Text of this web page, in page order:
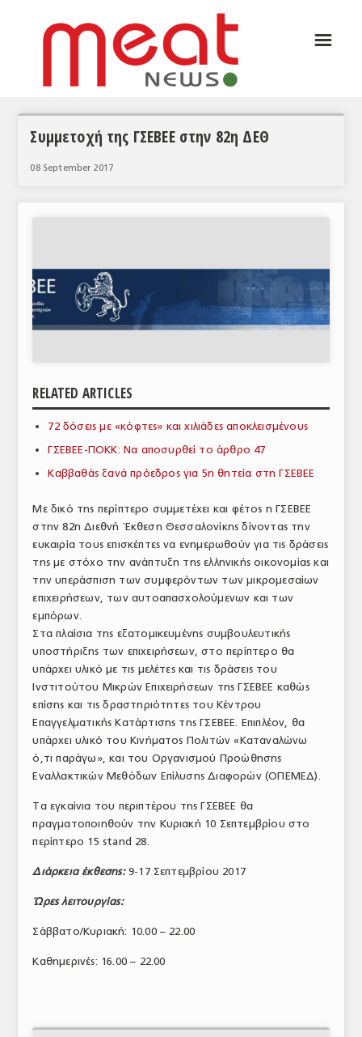
ΕΙΔΗΣΕΙΣ
ΕΥΡΩΠΑΪΚΕΣ ΑΠΟΦΑΣΕΙΣ
ΑΝΑΛΥΣΕΙΣ
ΠΑΡΑΓΩΓΗ & ΕΜΠΟΡΙΑ
ΣΦΑΓΕΙΑ
ΠΡΩΤΕΣ ΥΛΕΣ
ΕΞΟΠΛΙΣΜΟΣ
ΥΠΗΡΕΣΙΕΣ
ΕΜΠΟΡΙΚΟΙ ΑΝΤΙΠΡΟΣΩΠΟΙ
ΝΟΜΟΘΕΣΙΑ
ΕΛΛΗΝΙΚΗ ΝΟΜΟΘΕΣΙΑ
ΕΥΡΩΠΑΪΚΗ ΝΟΜΟΘΕΣΙΑ
ΤΟ ΠΕΡΙΟΔΙΚΟ
Profile
ΑΡΧΕΙΟ ΤΕΥΧΩΝ
ΣΥΝΕΔΡΙΟ ΚΡΕΑΤΟΣ
☰
Συμμετοχή της ΓΣΕΒΕΕ στην 82η ΔΕΘ
08 September 2017
RELATED ARTICLES
72 δόσεις με «κόφτες» και χιλιάδες αποκλεισμένους
ΓΣΕΒΕΕ-ΠΟΚΚ: Να αποσυρθεί το άρθρο 47
Καββαθάς ξανά πρόεδρος για 5η θητεία στη ΓΣΕΒΕΕ
Με δικό της περίπτερο συμμετέχει και φέτος η ΓΣΕΒΕΕ
στην 82η Διεθνή Έκθεση Θεσσαλονίκης δίνοντας την
ευκαιρία τους επισκέπτες να ενημερωθούν για τις δράσεις
της με στόχο την ανάπτυξη της ελληνικής οικονομίας και
την υπεράσπιση των συμφερόντων των μικρομεσαίων
επιχειρήσεων, των αυτοαπασχολούμενων και των
εμπόρων.
Στα πλαίσια της εξατομικευμένης συμβουλευτικής
υποστήριξης των επιχειρήσεων, στο περίπτερο θα
υπάρχει υλικό με τις μελέτες και τις δράσεις του
Ινστιτούτου Μικρών Επιχειρήσεων της ΓΣΕΒΕΕ καθώς
επίσης και τις δραστηριότητες του Κέντρου
Επαγγελματικής Κατάρτισης της ΓΣΕΒΕΕ. Επιπλέον, θα
υπάρχει υλικό του Κινήματος Πολιτών «Καταναλώνω
ό,τι παράγω», και του Οργανισμού Προώθησης
Εναλλακτικών Μεθόδων Επίλυσης Διαφορών (ΟΠΕΜΕΔ).
Τα εγκαίνια του περιπτέρου της ΓΣΕΒΕΕ θα
πραγματοποιηθούν την Κυριακή 10 Σεπτεμβρίου στο
περίπτερο 15 stand 28.
Διάρκεια έκθεσης: 9-17 Σεπτεμβρίου 2017
Ώρες λειτουργίας:
Σάββατο/Κυριακή: 10.00 – 22.00
Καθημερινές: 16.00 – 22.00